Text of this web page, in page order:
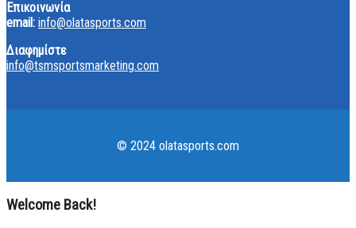
Επικοινωνία
email: info@olatasports.com
Διαφημίστε
info@tsmsportsmarketing.com
© 2024 olatasports.com
Welcome Back!